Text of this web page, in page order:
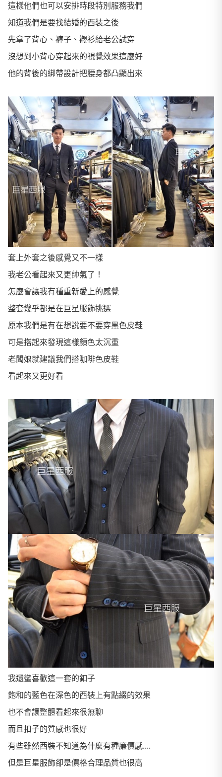
這樣他們也可以安排時段特別服務我們
知道我們是要找結婚的西裝之後
先拿了背心、褲子、襯衫給老公試穿
沒想到小背心穿起來的視覺效果這麼好
他的背後的綁帶設計把腰身都凸顯出來
套上外套之後感覺又不一樣
我老公看起來又更帥氣了！
怎麼會讓我有種重新愛上的感覺
整套幾乎都是在巨星服飾挑選
原本我們是有在想說要不要穿黑色皮鞋
可是搭起來發現這樣顏色太沉重
老闆娘就建議我們搭咖啡色皮鞋
看起來又更好看
我還蠻喜歡這一套的釦子
飽和的藍色在深色的西裝上有點綴的效果
也不會讓整體看起來很無聊
而且扣子的質感也很好
有些雖然西裝不知道為什麼有種廉價感....
但是巨星服飾卻是價格合理品質也很高